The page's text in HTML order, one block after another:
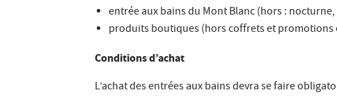
entrée aux bains du Mont Blanc (hors :
produits boutiques (hors coffrets et promotions
Conditions d’achat
L’achat des entrées aux bains devra se faire